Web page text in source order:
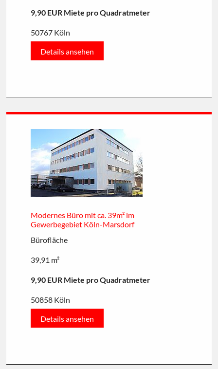
9,90 EUR Miete pro Quadratmeter
50767 Köln
Details ansehen
Modernes Büro mit ca. 39m² im
Gewerbegebiet Köln-Marsdorf
Bürofläche
39,91 m²
9,90 EUR Miete pro Quadratmeter
50858 Köln
Details ansehen